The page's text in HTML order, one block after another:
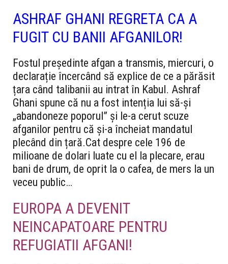
ASHRAF GHANI REGRETA CA A
FUGIT CU BANII AFGANILOR!
Fostul președinte afgan a transmis, miercuri, o
declarație încercând să explice de ce a părăsit
țara când talibanii au intrat în Kabul. Ashraf
Ghani spune că nu a fost intenția lui să-și
„abandoneze poporul” și le-a cerut scuze
afganilor pentru că și-a încheiat mandatul
plecând din țară.Cat despre cele 196 de
milioane de dolari luate cu el la plecare, erau
bani de drum, de oprit la o cafea, de mers la un
veceu public…
EUROPA A DEVENIT
NEINCAPATOARE PENTRU
REFUGIATII AFGANI!